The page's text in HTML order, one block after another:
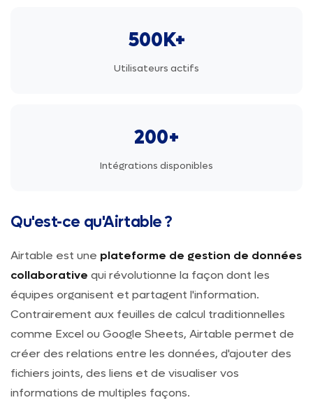
500K+
Utilisateurs actifs
200+
Intégrations disponibles
Qu'est-ce qu'Airtable ?
Airtable est une plateforme de gestion de données
collaborative qui révolutionne la façon dont les
équipes organisent et partagent l'information.
Contrairement aux feuilles de calcul traditionnelles
comme Excel ou Google Sheets, Airtable permet de
créer des relations entre les données, d'ajouter des
fichiers joints, des liens et de visualiser vos
informations de multiples façons.